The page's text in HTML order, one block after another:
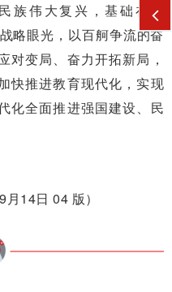
族伟大复兴，基础在教
略眼光，以百舸争流的奋
对变局、奋力开拓新局，
快推进教育现代化，实现
化全面推进强国建设、民
14日 04 版）